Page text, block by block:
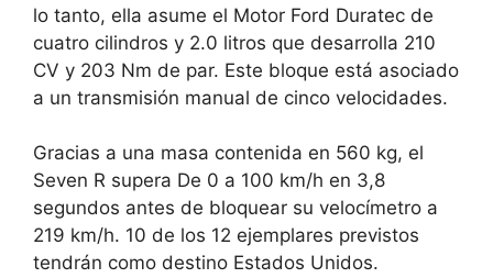
lo tanto, ella asume el Motor Ford Duratec de
cuatro cilindros y 2.0 litros que desarrolla 210
CV y 203 Nm de par. Este bloque está asociado
a un transmisión manual de cinco velocidades.
Gracias a una masa contenida en 560 kg, el
Seven R supera De 0 a 100 km/h en 3,8
segundos antes de bloquear su velocímetro a
219 km/h. 10 de los 12 ejemplares previstos
tendrán como destino Estados Unidos.